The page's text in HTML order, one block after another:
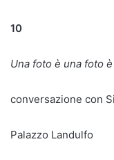
10
Una foto è una foto
conversazione con
Palazzo Landulfo